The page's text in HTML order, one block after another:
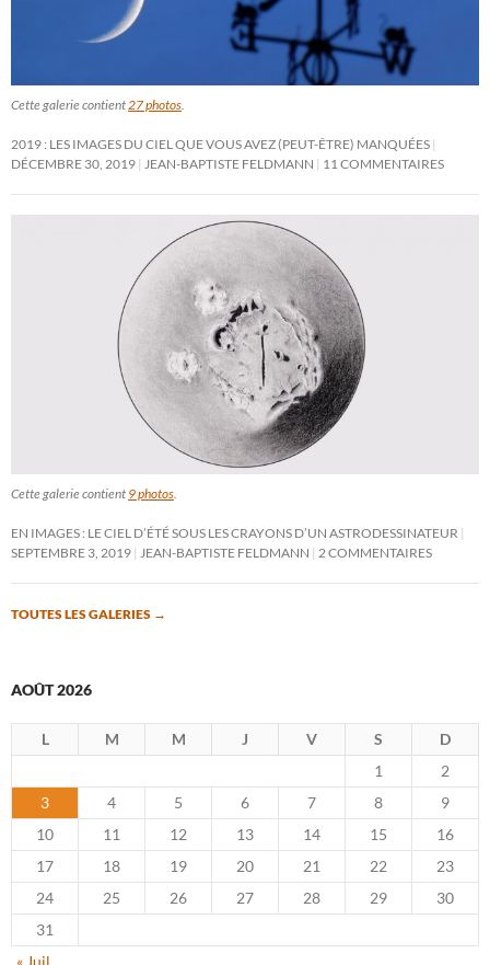
Cette galerie contient27 photos.
2019 : LES IMAGES DU CIEL QUE VOUS AVEZ (PEUT-ÊTRE) MANQUÉES
DÉCEMBRE 30, 2019 JEAN-BAPTISTE FELDMANN 11 COMMENTAIRES
Cette galerie contient 9 photos.
EN IMAGES : LE CIEL D’ÉTÉ SOUS LES CRAYONS D’UN ASTRODESSINATEUR
SEPTEMBRE 3, 2019 JEAN-BAPTISTE FELDMANN 2 COMMENTAIRES
TOUTES LES GALERIES →
AOÛT 2026
L M M J V S
D
1
2
3
4 5 6 7 8
9
10
11 12 13 14 15
16
17
18 19 20 21 22
23
24
25 26 27 28 29
30
31
« Juil